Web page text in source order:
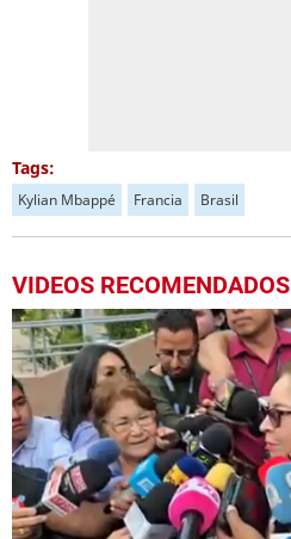
Tags:
Kylian Mbappé Francia Brasil
VIDEOS RECOMENDADOS